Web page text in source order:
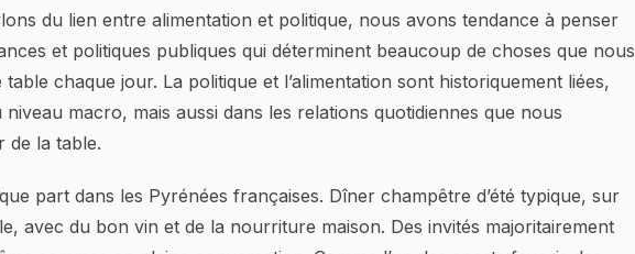
du lien entre alimentation et politique, nous avons tendance à penser
et politiques publiques qui déterminent beaucoup de choses que nous
chaque jour. La politique et l’alimentation sont historiquement liées,
macro, mais aussi dans les relations quotidiennes que nous
de la table.
part dans les Pyrénées françaises. Dîner champêtre d’été typique, sur
avec du bon vin et de la nourriture maison. Des invités majoritairement